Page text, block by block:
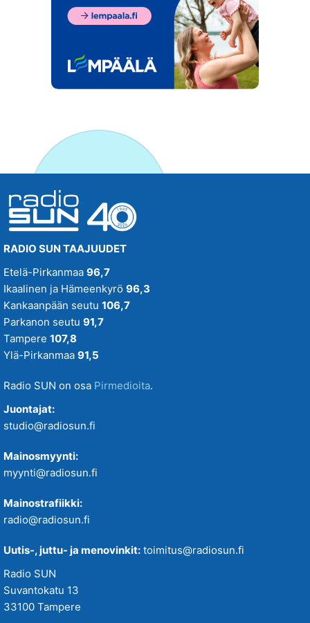
RADIO SUN TAAJUUDET
Etelä-Pirkanmaa 96,7
Ikaalinen ja Hämeenkyrö 96,3
Kankaanpään seutu 106,7
Parkanon seutu 91,7
Tampere 107,8
Ylä-Pirkanmaa 91,5
Radio SUN on osa Pirmedioita.
Juontajat:
studio@radiosun.fi
Mainosmyynti:
myynti@radiosun.fi
Mainostrafiikki:
radio@radiosun.fi
Uutis-, juttu- ja menovinkit: toimitus@radiosun.fi
Radio SUN
Suvantokatu 13
33100 Tampere